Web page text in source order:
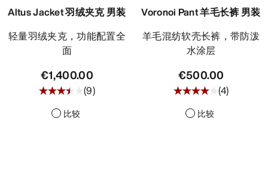
Altus Jacket 羽绒夹克 男装
轻量羽绒夹克，功能配置全
面
€1,400.00
(9)
比较
Voronoi Pant 羊毛长裤 男装
羊毛混纺软壳长裤，带防泼
水涂层
€500.00
(4)
比较